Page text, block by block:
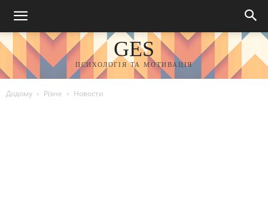
GES
ПСИХОЛОГІЯ ТА МОТИВАЦІЯ
Додому Різне Новости